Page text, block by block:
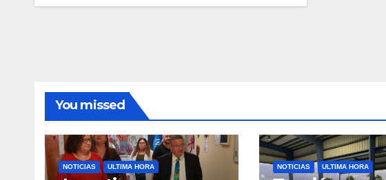
You missed
NOTICIAS ULTIMA HORA NOTICIAS ULTIMA HORA